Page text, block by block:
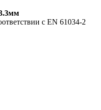
с EN 61034-2